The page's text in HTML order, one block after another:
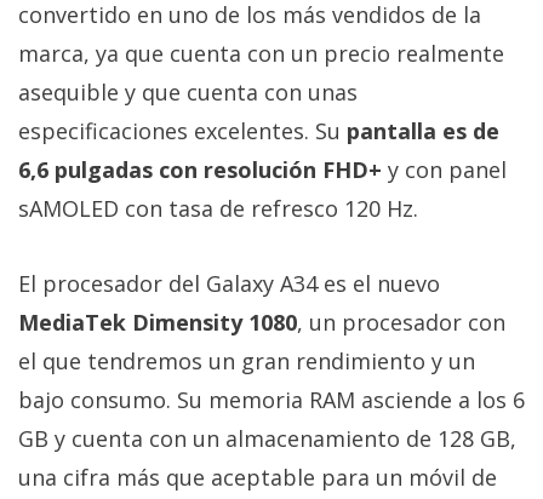
convertido en uno de los más vendidos de la
marca, ya que cuenta con un precio realmente
asequible y que cuenta con unas
especificaciones excelentes. Su pantalla es de
6,6 pulgadas con resolución FHD+ y con panel
sAMOLED con tasa de refresco 120 Hz.
El procesador del Galaxy A34 es el nuevo
MediaTek Dimensity 1080, un procesador con
el que tendremos un gran rendimiento y un
bajo consumo. Su memoria RAM asciende a los 6
GB y cuenta con un almacenamiento de 128 GB,
una cifra más que aceptable para un móvil de